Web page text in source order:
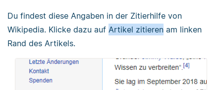
Du findest diese Angaben in der Zitierhilfe von
Wikipedia. Klicke dazu auf Artikel zitieren am linken
Rand des Artikels.